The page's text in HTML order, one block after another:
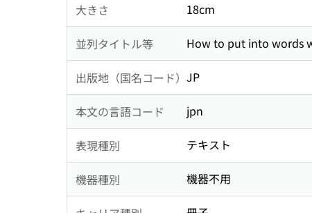
大きさ 18cm
並列タイトル等 How to put into words
出版地（国名コード） JP
本文の言語コード jpn
表現種別 テキスト
機器種別 機器不用